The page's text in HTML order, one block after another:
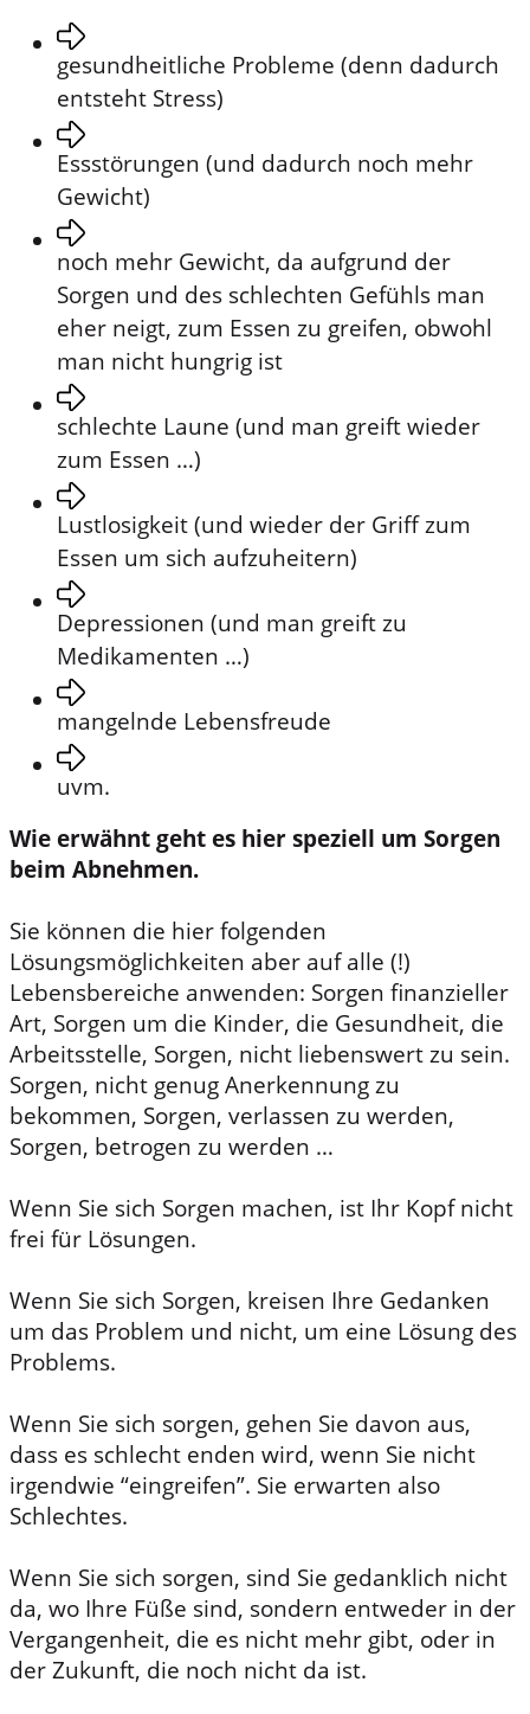
gesundheitliche Probleme (denn dadurch
entsteht Stress)
Essstörungen (und dadurch noch mehr
Gewicht)
noch mehr Gewicht, da aufgrund der
Sorgen und des schlechten Gefühls man
eher neigt, zum Essen zu greifen, obwohl
man nicht hungrig ist
schlechte Laune (und man greift wieder
zum Essen …)
Lustlosigkeit (und wieder der Griff zum
Essen um sich aufzuheitern)
Depressionen (und man greift zu
Medikamenten …)
mangelnde Lebensfreude
uvm.
Wie erwähnt geht es hier speziell um Sorgen
beim Abnehmen.
Sie können die hier folgenden
Lösungsmöglichkeiten aber auf alle (!)
Lebensbereiche anwenden: Sorgen finanzieller
Art, Sorgen um die Kinder, die Gesundheit, die
Arbeitsstelle, Sorgen, nicht liebenswert zu sein.
Sorgen, nicht genug Anerkennung zu
bekommen, Sorgen, verlassen zu werden,
Sorgen, betrogen zu werden …
Wenn Sie sich Sorgen machen, ist Ihr Kopf nicht
frei für Lösungen.
Wenn Sie sich Sorgen, kreisen Ihre Gedanken
um das Problem und nicht, um eine Lösung des
Problems.
Wenn Sie sich sorgen, gehen Sie davon aus,
dass es schlecht enden wird, wenn Sie nicht
irgendwie “eingreifen”. Sie erwarten also
Schlechtes.
Wenn Sie sich sorgen, sind Sie gedanklich nicht
da, wo Ihre Füße sind, sondern entweder in der
Vergangenheit, die es nicht mehr gibt, oder in
der Zukunft, die noch nicht da ist.